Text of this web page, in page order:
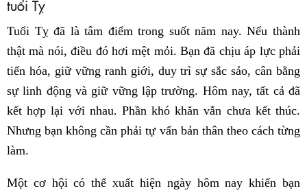
tuổi Tỵ
Tuổi Tỵ đã là tâm điểm trong suốt năm nay. Nếu thành
thật mà nói, điều đó hơi mệt mỏi. Bạn đã chịu áp lực phải
tiến hóa, giữ vững ranh giới, duy trì sự sắc sảo, cân bằng
sự linh động và giữ vững lập trường. Hôm nay, tất cả đã
kết hợp lại với nhau. Phần khó khăn vẫn chưa kết thúc.
Nhưng bạn không cần phải tự vấn bản thân theo cách từng
làm.
Một cơ hội có thể xuất hiện ngày hôm nay khiến bạn